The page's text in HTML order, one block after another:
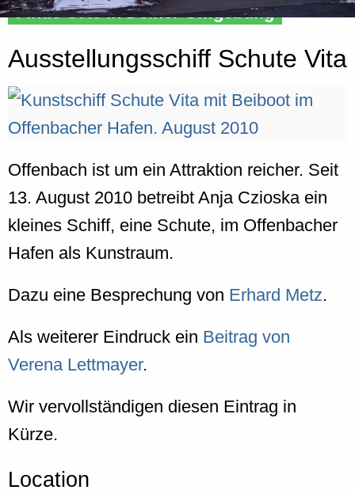
Finde Orte in Deiner Umgebung
Ausstellungsschiff Schute Vita
Offenbach ist um ein Attraktion reicher. Seit
13. August 2010 betreibt Anja Czioska ein
kleines Schiff, eine Schute, im Offenbacher
Hafen als Kunstraum.
Dazu eine Besprechung von Erhard Metz.
Als weiterer Eindruck ein Beitrag von
Verena Lettmayer.
Wir vervollständigen diesen Eintrag in
Kürze.
Location
Recent Posts
Home